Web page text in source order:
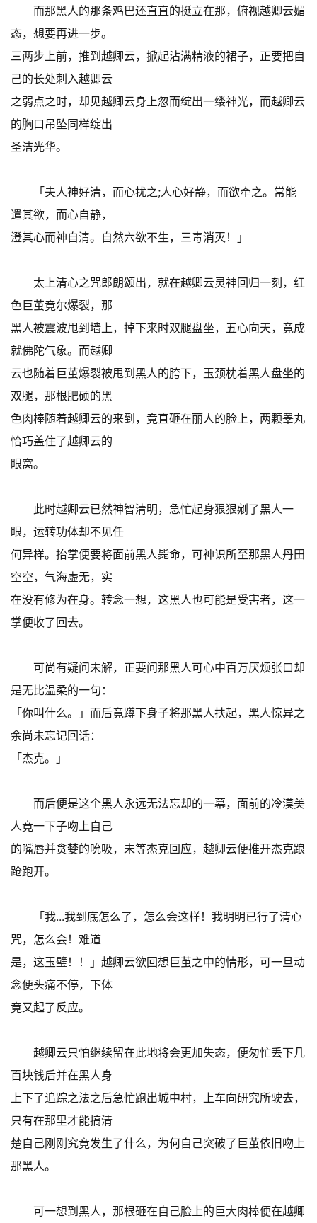
而那黑人的那条鸡巴还直直的挺立在那，俯视越卿云媚
态，想要再进一步。
三两步上前，推到越卿云，掀起沾满精液的裙子，正要把自
己的长处刺入越卿云
之弱点之时，却见越卿云身上忽而绽出一缕神光，而越卿云
的胸口吊坠同样绽出
圣洁光华。
「夫人神好清，而心扰之;人心好静，而欲牵之。常能
遣其欲，而心自静，
澄其心而神自清。自然六欲不生，三毒消灭！」
太上清心之咒郎朗颂出，就在越卿云灵神回归一刻，红
色巨茧竟尔爆裂，那
黑人被震波甩到墙上，掉下来时双腿盘坐，五心向天，竟成
就佛陀气象。而越卿
云也随着巨茧爆裂被甩到黑人的胯下，玉颈枕着黑人盘坐的
双腿，那根肥硕的黑
色肉棒随着越卿云的来到，竟直砸在丽人的脸上，两颗睾丸
恰巧盖住了越卿云的
眼窝。
此时越卿云已然神智清明，急忙起身狠狠剜了黑人一
眼，运转功体却不见任
何异样。抬掌便要将面前黑人毙命，可神识所至那黑人丹田
空空，气海虚无，实
在没有修为在身。转念一想，这黑人也可能是受害者，这一
掌便收了回去。
可尚有疑问未解，正要问那黑人可心中百万厌烦张口却
是无比温柔的一句：
「你叫什么。」而后竟蹲下身子将那黑人扶起，黑人惊异之
余尚未忘记回话：
「杰克。」
而后便是这个黑人永远无法忘却的一幕，面前的冷漠美
人竟一下子吻上自己
的嘴唇并贪婪的吮吸，未等杰克回应，越卿云便推开杰克踉
跄跑开。
「我...我到底怎么了，怎么会这样！我明明已行了清心
咒，怎么会！难道
是，这玉璧！！」越卿云欲回想巨茧之中的情形，可一旦动
念便头痛不停，下体
竟又起了反应。
越卿云只怕继续留在此地将会更加失态，便匆忙丢下几
百块钱后并在黑人身
上下了追踪之法之后急忙跑出城中村，上车向研究所驶去，
只有在那里才能搞清
楚自己刚刚究竟发生了什么，为何自己突破了巨茧依旧吻上
那黑人。
可一想到黑人，那根砸在自己脸上的巨大肉棒便在越卿